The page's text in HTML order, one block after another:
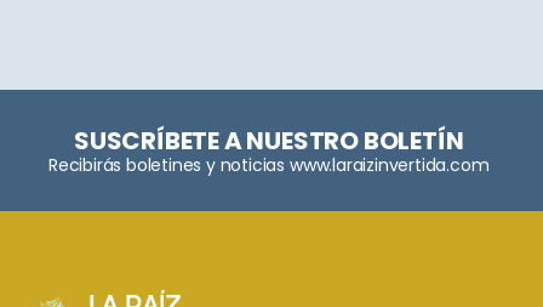
SUSCRÍBETE A NUESTRO BOLETÍN
Recibirás boletines y noticias www.laraizinvertida.com